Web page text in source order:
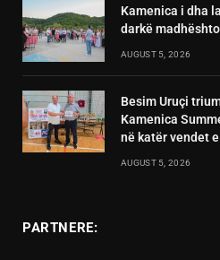
Kamenica i dha
darkë
AUGUST 5, 2026
Besim Uruçi
Kamenica
në katër vendet
AUGUST 5, 2026
PARTNERE: